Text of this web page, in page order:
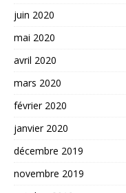
juin 2020
mai 2020
avril 2020
mars 2020
février 2020
janvier 2020
décembre 2019
novembre 2019